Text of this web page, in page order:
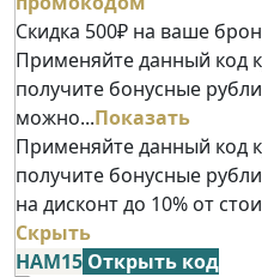
Скидка 500₽ на ваше
Применяйте данный код
получите бонусные
можно...Показать
Применяйте данный код
получите бонусные
на дисконт до 10% от
Скрыть
НАМ15 Открыть код